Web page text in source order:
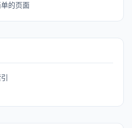
的页面